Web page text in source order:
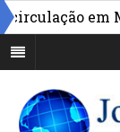
em